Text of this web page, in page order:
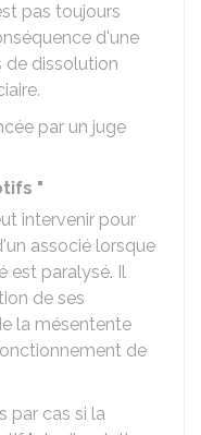
pas toujours
d'une
de dissolution
par un juge
"
intervenir pour
associé lorsque
est paralysé. Il
de ses
la mésentente
de
par cas si la